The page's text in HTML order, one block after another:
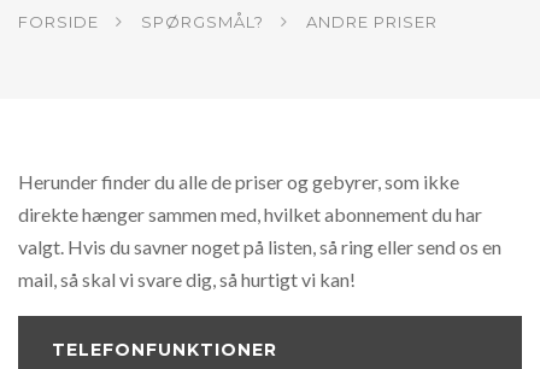
FORSIDE SPØRGSMÅL? ANDRE PRISER
Herunder finder du alle de priser og gebyrer, som ikke
direkte hænger sammen med, hvilket abonnement du har
valgt. Hvis du savner noget på listen, så ring eller send os en
mail, så skal vi svare dig, så hurtigt vi kan!
TELEFONFUNKTIONER